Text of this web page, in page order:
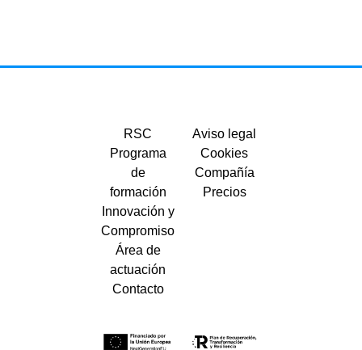
RSC
Programa
de
formación
Innovación y
Compromiso
Área de
actuación
Contacto
Aviso legal
Cookies
Compañía
Precios